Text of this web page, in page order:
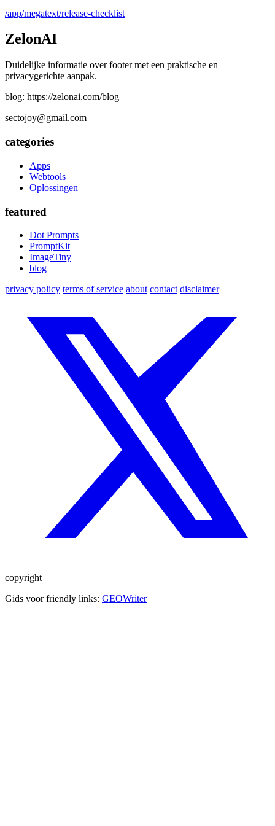
/app/megatext/release-checklist
ZelonAI
Duidelijke informatie over footer met een praktische en
privacygerichte aanpak.
blog: https://zelonai.com/blog
sectojoy@gmail.com
categories
Apps
Webtools
Oplossingen
featured
Dot Prompts
PromptKit
ImageTiny
blog
privacy policy terms of service about contact disclaimer
copyright
Gids voor friendly links: GEOWriter